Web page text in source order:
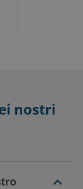
nostri